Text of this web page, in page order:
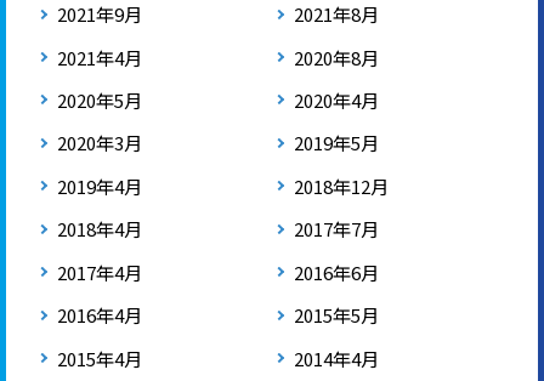
2021年9月
2021年8月
2021年4月
2020年8月
2020年5月
2020年4月
2020年3月
2019年5月
2019年4月
2018年12月
2018年4月
2017年7月
2017年4月
2016年6月
2016年4月
2015年5月
2015年4月
2014年4月